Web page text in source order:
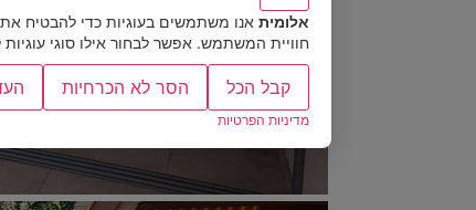
אלומית אנו משתמשים בעוגיות כדי להבטיח
חוויית המשתמש. אפשר לבחור אילו סוגי עוגיות
קבל הכל הסר לא הכרחיות
מדיניות הפרטיות